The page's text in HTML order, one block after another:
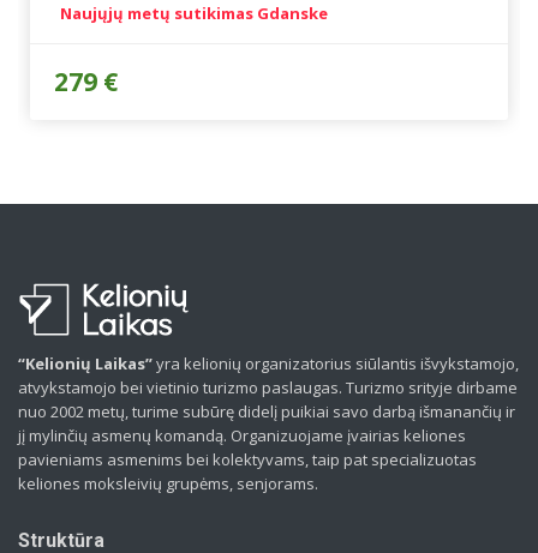
Naujųjų metų sutikimas Gdanske
279 €
“Kelionių Laikas”yra kelionių organizatorius siūlantis išvykstamojo,
atvykstamojo bei vietinio turizmo paslaugas. Turizmo srityje dirbame
nuo 2002 metų, turime subūrę didelį puikiai savo darbą išmanančių ir
jį mylinčių asmenų komandą. Organizuojame įvairias keliones
pavieniams asmenims bei kolektyvams, taip pat specializuotas
keliones moksleivių grupėms, senjorams.
Struktūra